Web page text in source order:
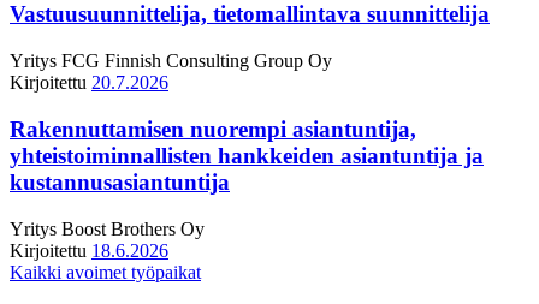
Vastuusuunnittelija, tietomallintava suunnittelija
Yritys FCG Finnish Consulting Group Oy
Kirjoitettu 20.7.2026
Rakennuttamisen nuorempi asiantuntija,
yhteistoiminnallisten hankkeiden asiantuntija ja
kustannusasiantuntija
Yritys Boost Brothers Oy
Kirjoitettu 18.6.2026
Kaikki avoimet työpaikat